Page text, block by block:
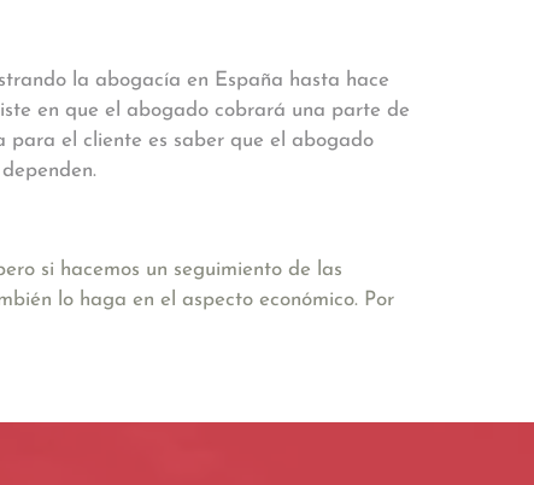
la abogacía en España hasta hace
en que el abogado cobrará una parte de
para el cliente es saber que el abogado
si hacemos un seguimiento de las
lo haga en el aspecto económico. Por